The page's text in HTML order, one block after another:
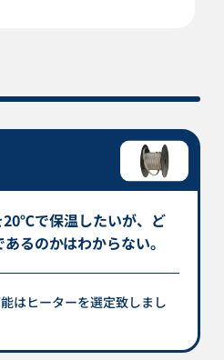
で保温したいが、ど
るのかはわからない。
はヒーターを選定致しまし